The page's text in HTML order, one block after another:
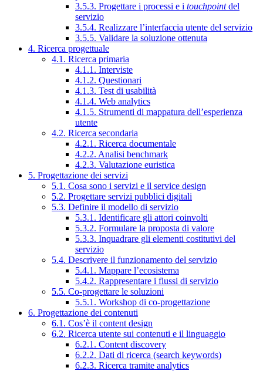
3.5.3. Progettare i processi e i touchpointdel
servizio
3.5.4. Realizzare l’interfaccia utente del servizio
3.5.5. Validare la soluzione ottenuta
4. Ricerca progettuale
4.1. Ricerca primaria
4.1.1. Interviste
4.1.2. Questionari
4.1.3. Test di usabilità
4.1.4. Web analytics
4.1.5. Strumenti di mappatura dell’esperienza
utente
4.2. Ricerca secondaria
4.2.1. Ricerca documentale
4.2.2. Analisi benchmark
4.2.3. Valutazione euristica
5. Progettazione dei servizi
5.1. Cosa sono i servizi e il service design
5.2. Progettare servizi pubblici digitali
5.3. Definire il modello di servizio
5.3.1. Identificare gli attori coinvolti
5.3.2. Formulare la proposta di valore
5.3.3. Inquadrare gli elementi costitutivi del
servizio
5.4. Descrivere il funzionamento del servizio
5.4.1. Mappare l’ecosistema
5.4.2. Rappresentare i flussi di servizio
5.5. Co-progettare le soluzioni
5.5.1. Workshop di co-progettazione
6. Progettazione dei contenuti
6.1. Cos’è il content design
6.2. Ricerca utente sui contenuti e il linguaggio
6.2.1. Content discovery
6.2.2. Dati di ricerca (search keywords)
6.2.3. Ricerca tramite analytics